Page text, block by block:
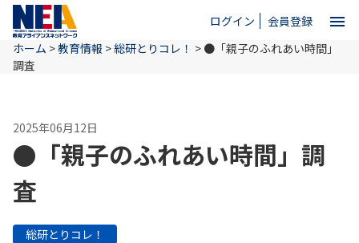
ログイン 会員登録 menu
ホーム
NEAとは
教育情報
ホーム >教育情報 >総研とりコレ！ > ●「親子のふれあい時間」
調査
2025年06月12日
●「親子のふれあい時間」調
査
総研とりコレ！